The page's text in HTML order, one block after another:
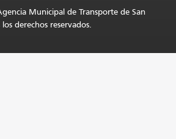
Municipal de Transporte de San
derechos reservados.